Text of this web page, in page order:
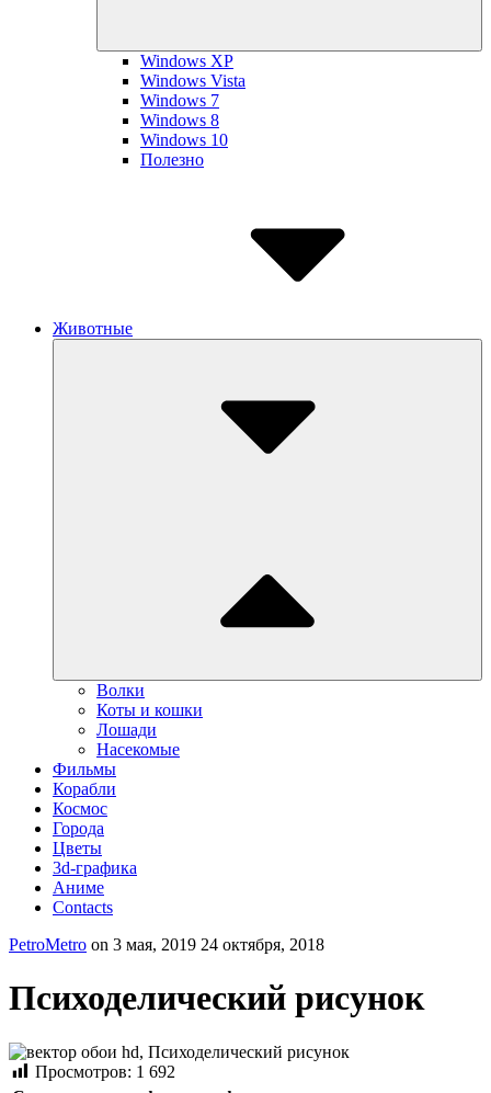
Windows XP
Windows Vista
Windows 7
Windows 8
Windows 10
Полезно
Животные
Волки
Коты и кошки
Лошади
Насекомые
Фильмы
Корабли
Космос
Города
Цветы
3d-графика
Аниме
Contacts
PetroMetro on 3 мая, 2019 24 октября, 2018
Психоделический рисунок
Просмотров: 1 692